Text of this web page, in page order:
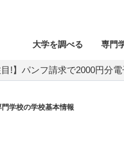
大学を調べる 専門
目!】パンフ請求で2000円分
学校の学校基本情報